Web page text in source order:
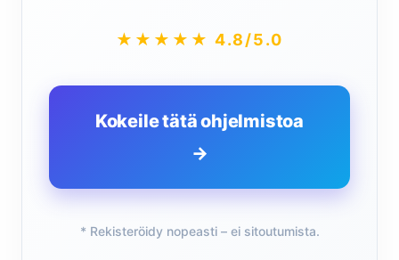
★★★★★ 4.8/5.0
Kokeile tätä ohjelmistoa
→
* Rekisteröidy nopeasti – ei sitoutumista.